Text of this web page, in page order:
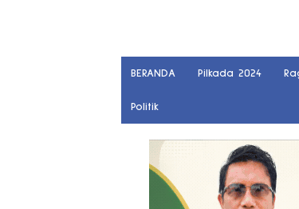
BERANDA Pilkada 2024
Politik